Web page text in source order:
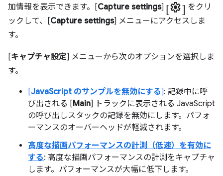
加情報を表示できます。[Capture settings] [settings] をクリ
ックして、[Capture settings] メニューにアクセスしま
す。
[キャプチャ設定] メニューから次のオプションを選択しま
す。
[JavaScript のサンプルを無効にする]: 記録中に呼
び出される [Main] トラックに表示される JavaScript
の呼び出しスタックの記録を無効にします。パフォ
ーマンスのオーバーヘッドが軽減されます。
高度な描画パフォーマンスの計測（低速）を有効に
する: 高度な描画パフォーマンスの計測をキャプチャ
します。パフォーマンスが大幅に低下します。